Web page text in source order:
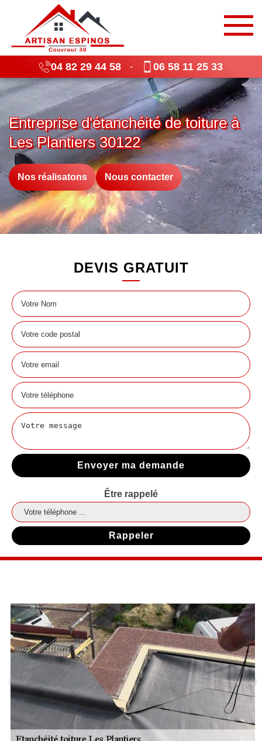
04 82 29 44 58 - 06 58 11 25 33
Entreprise d'étanchéité de toiture à
Les Plantiers 30122
Nos réalisatons Nous contacter
DEVIS GRATUIT
Être rappelé